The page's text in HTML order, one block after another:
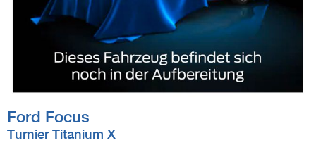
Ford Focus
Turnier Titanium X